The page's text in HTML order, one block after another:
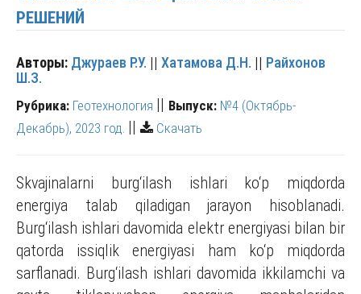
РЕШЕНИЙ
Авторы: Джураев Р.У. || Хатамова Д.Н. || Райхонов
Ш.З.
Рубрика: Геотехнология || Выпуск: №4 (Октябрь-
Декабрь), 2023 год. || Скачать
Skvajinalarni burg‘ilash ishlari ko‘p miqdorda
energiya talab qiladigan jarayon hisoblanadi.
Burg‘ilash ishlari davomida elektr energiyasi bilan bir
qatorda issiqlik energiyasi ham ko‘p miqdorda
sarflanadi. Burg‘ilash ishlari davomida ikkilamchi va